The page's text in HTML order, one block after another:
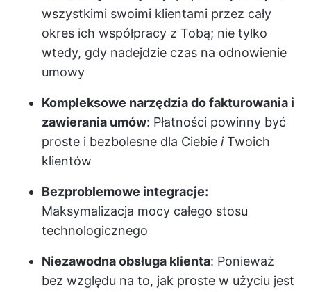
wszystkimi swoimi klientami przez cały
okres ich współpracy z Tobą; nie tylko
wtedy, gdy nadejdzie czas na odnowienie
umowy
Kompleksowe narzędzia do fakturowania i
zawierania umów: Płatności powinny być
proste i bezbolesne dla Ciebie iTwoich
klientów
Bezproblemowe integracje:
Maksymalizacja mocy całego stosu
technologicznego
Niezawodna obsługa klienta: Ponieważ
bez względu na to, jak proste w użyciu jest